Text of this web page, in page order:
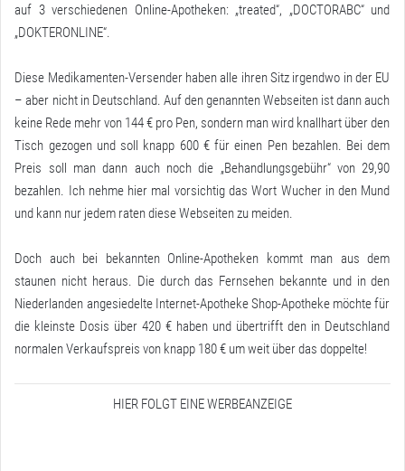
auf 3 verschiedenen Online-Apotheken: „treated“, „DOCTORABC“ und
„DOKTERONLINE“.
Diese Medikamenten-Versender haben alle ihren Sitz irgendwo in der EU
– aber nicht in Deutschland. Auf den genannten Webseiten ist dann auch
keine Rede mehr von 144 € pro Pen, sondern man wird knallhart über den
Tisch gezogen und soll knapp 600 € für einen Pen bezahlen. Bei dem
Preis soll man dann auch noch die „Behandlungsgebühr“ von 29,90
bezahlen. Ich nehme hier mal vorsichtig das Wort Wucher in den Mund
und kann nur jedem raten diese Webseiten zu meiden.
Doch auch bei bekannten Online-Apotheken kommt man aus dem
staunen nicht heraus. Die durch das Fernsehen bekannte und in den
Niederlanden angesiedelte Internet-Apotheke Shop-Apotheke möchte für
die kleinste Dosis über 420 € haben und übertrifft den in Deutschland
normalen Verkaufspreis von knapp 180 € um weit über das doppelte!
HIER FOLGT EINE WERBEANZEIGE